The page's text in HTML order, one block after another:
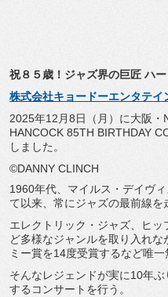
祝８５歳！ジャズ界の巨匠 ハ
株式会社キョードーエンタテイ
2025年12月8日（月）に大阪・
HANCOCK 85TH BIRTHDAY
しました。
©DANNY CLINCH
1960年代、マイルス・デイヴィ
て以来、 常にジャズの最前線を
エレクトリック・ジャズ、ヒッ
ど多様なジャンルを取り入れな
ミー賞を14度受賞するなど唯一
そんなレジェンドが実に10年ぶ
するコンサートを行う。